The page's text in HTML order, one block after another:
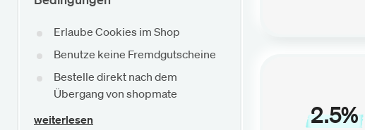
Erlaube Cookies im Shop
Benutze keine Fremdgutscheine
Bestelle direkt nach dem
Übergang von shopmate
weiterlesen
2.5%